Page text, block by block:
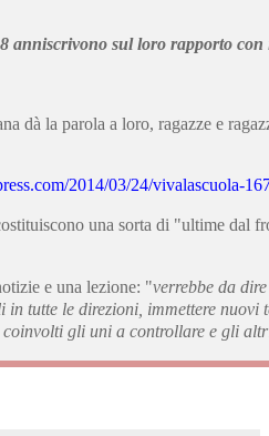
anniscrivono sul loro rapporto
dà la parola a loro, ragazze e
2014/03/24/vivalascuola-
una sorta di "ultime dal
e una lezione: "verrebbe da
in tutte le direzioni, immettere nuovi
coinvolti gli uni a controllare e gli